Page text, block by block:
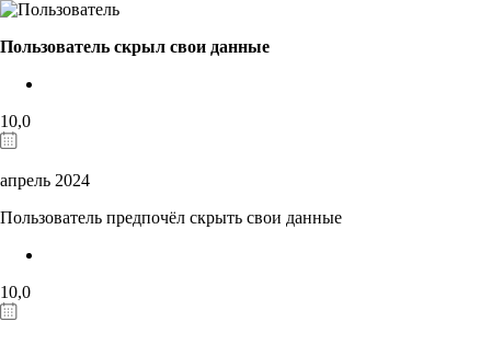
Пользователь скрыл свои данные
10,0
апрель 2024
Пользователь предпочёл скрыть свои данные
10,0